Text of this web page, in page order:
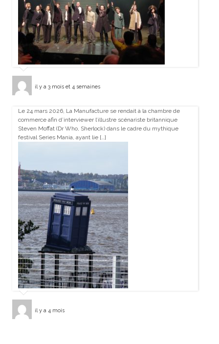
il y a 3 mois et 4 semaines
Le 24 mars 2026, La Manufacture se rendait à la chambre de
commerce afin d’interviewer l’illustre scénariste britannique
Steven Moffat (Dr Who, Sherlock) dans le cadre du mythique
festival Series Mania, ayant lie […]
il y a 4 mois